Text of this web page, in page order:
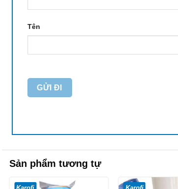
Tên
Sản phẩm tương tự